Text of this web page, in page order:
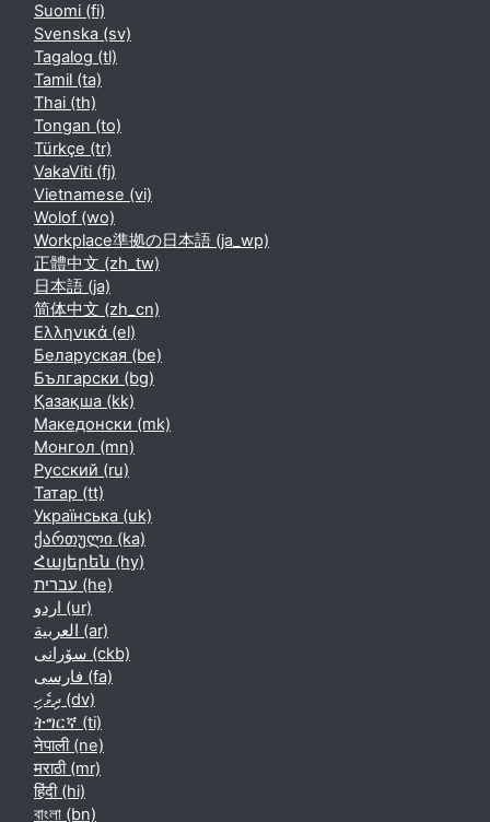
Suomi ‎(fi)‎
Svenska ‎(sv)‎
Tagalog ‎(tl)‎
Tamil ‎(ta)‎
Thai ‎(th)‎
Tongan ‎(to)‎
Türkçe ‎(tr)‎
VakaViti ‎(fj)‎
Vietnamese ‎(vi)‎
Wolof ‎(wo)‎
Workplace準拠の日本語 ‎(ja_wp)‎
正體中文 ‎(zh_tw)‎
日本語 ‎(ja)‎
简体中文 ‎(zh_cn)‎
Ελληνικά ‎(el)‎
Беларуская ‎(be)‎
Български ‎(bg)‎
Қазақша ‎(kk)‎
Македонски ‎(mk)‎
Монгол ‎(mn)‎
Русский ‎(ru)‎
Татар ‎(tt)‎
Українська ‎(uk)‎
ქართული ‎(ka)‎
Հայերեն ‎(hy)‎
עברית ‎(he)‎
اردو ‎(ur)‎
العربية ‎(ar)‎
سۆرانی ‎(ckb)‎
فارسی ‎(fa)‎
ދިވެހި ‎(dv)‎
ትግርኛ ‎(ti)‎
नेपाली ‎(ne)‎
मराठी ‎(mr)‎
हिंदी ‎(hi)‎
বাংলা ‎(bn)‎